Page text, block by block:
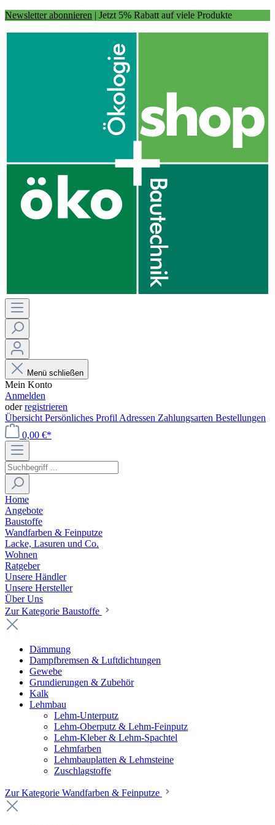
Newsletter abonnieren | Jetzt 5% Rabatt auf viele Produkte
Menü schließen
Mein Konto
Anmelden
oderregistrieren
Übersicht Persönliches Profil Adressen Zahlungsarten Bestellungen
0,00 €*
Home
Angebote
Baustoffe
Wandfarben & Feinputze
Lacke, Lasuren und Co.
Wohnen
Ratgeber
Unsere Händler
Unsere Hersteller
Über Uns
Zur Kategorie Baustoffe
Dämmung
Dampfbremsen & Luftdichtungen
Gewebe
Grundierungen & Zubehör
Kalk
Lehmbau
Lehm-Unterputz
Lehm-Oberputz & Lehm-Feinputz
Lehm-Kleber & Lehm-Spachtel
Lehmfarben
Lehmbauplatten & Lehmsteine
Zuschlagstoffe
Zur Kategorie Wandfarben & Feinputze